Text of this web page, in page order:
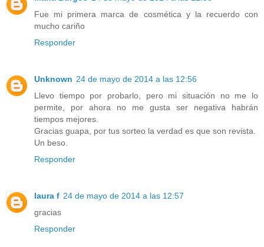
Fue mi primera marca de cosmética y la recuerdo con
mucho cariño
Responder
Unknown 24 de mayo de 2014 a las 12:56
Llevo tiempo por probarlo, pero mi situación no me lo
permite, por ahora no me gusta ser negativa habrán
tiempos mejores.
Gracias guapa, por tus sorteo la verdad es que son revista.
Un beso.
Responder
laura f 24 de mayo de 2014 a las 12:57
gracias
Responder